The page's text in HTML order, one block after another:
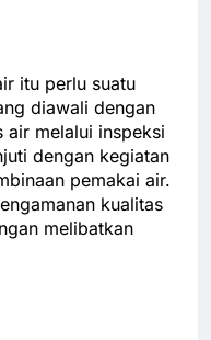
itu perlu suatu
diawali dengan
air melalui inspeksi
dengan kegiatan
pemakai air.
kualitas
melibatkan